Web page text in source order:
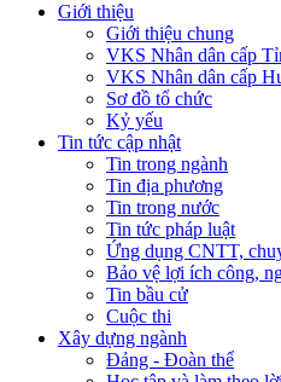
Giới thiệu
Giới thiệu chung
VKS Nhân dân cấp
VKS Nhân dân cấp
Sơ đồ tổ chức
Kỷ yếu
Tin tức cập nhật
Tin trong ngành
Tin địa phương
Tin trong nước
Tin tức pháp luật
Ứng dụng CNTT,
Bảo vệ lợi ích công,
Tin bầu cử
Cuộc thi
Xây dựng ngành
Đảng - Đoàn thể